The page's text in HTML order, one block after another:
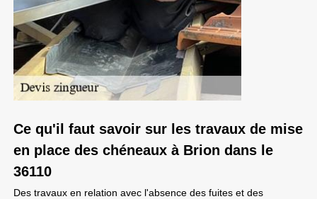
Ce qu'il faut savoir sur les travaux de mise
en place des chéneaux à Brion dans le
36110
Des travaux en relation avec l'absence des fuites et des